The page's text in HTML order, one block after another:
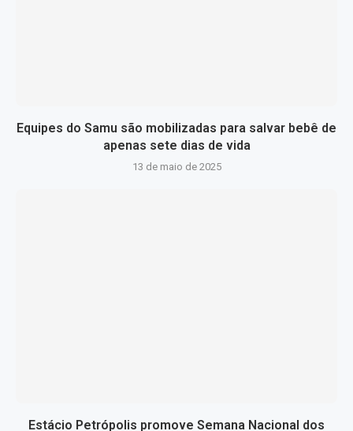
Equipes do Samu são mobilizadas para salvar bebê de
apenas sete dias de vida
13 de maio de 2025
Estácio Petrópolis promove Semana Nacional dos